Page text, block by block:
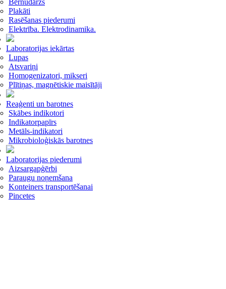
Bērnudārzs
Plakāti
Rasēšanas piederumi
Elektrība. Elektrodinamika.
Laboratorijas iekārtas
Lupas
Atsvariņi
Homogenizatori, mikseri
Plītiņas, magnētiskie maisītāji
Reaģenti un barotnes
Skābes indikotori
Indikatorpapīrs
Metāls-indikatori
Mikrobioloģiskās barotnes
Laboratorijas piederumi
Aizsargapģērbi
Paraugu noņemšana
Konteiners transportēšanai
Pincetes